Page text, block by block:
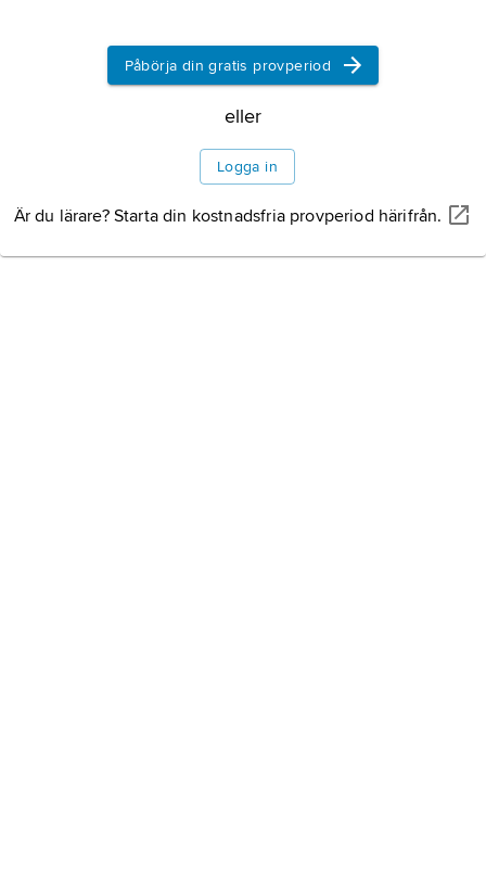
Påbörja din gratis provperiod
eller
Logga in
Är du lärare? Starta din kostnadsfria provperiod härifrån.